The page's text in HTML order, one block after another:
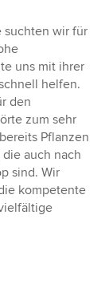
suchten wir für
uns mit ihrer
helfen.
den
zum sehr
Pflanzen
auch nach
sind. Wir
kompetente